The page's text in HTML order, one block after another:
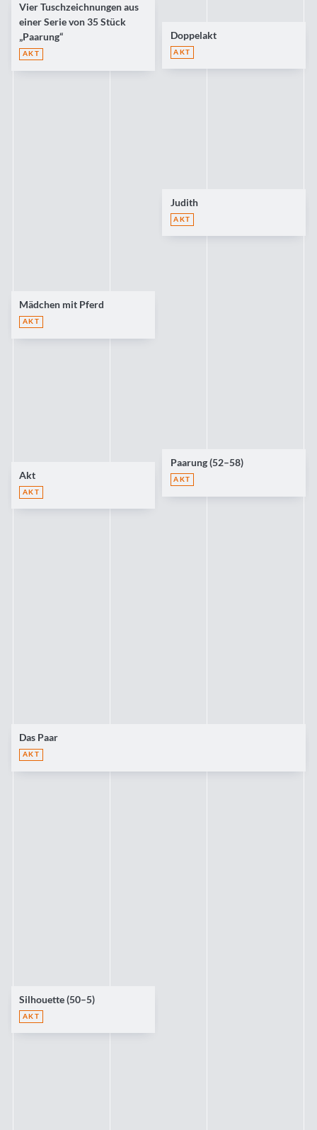
Vier Tuschzeichnungen aus
einer Serie von 35 Stück
„Paarung“
AKT
Doppelakt
AKT
Judith
AKT
Mädchen mit Pferd
AKT
Paarung (52–58)
AKT
Akt
AKT
Das Paar
AKT
Silhouette (50–5)
AKT